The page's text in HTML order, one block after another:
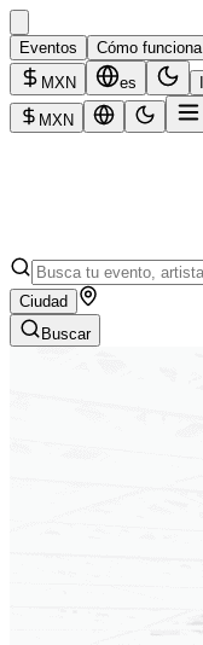
Eventos Cómo funciona
MXN
es
MXN
Ciudad
Buscar